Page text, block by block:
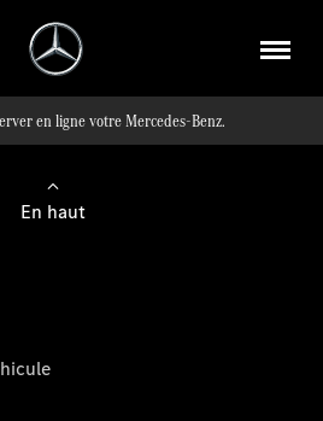
en ligne votre Mercedes-Benz.
En haut